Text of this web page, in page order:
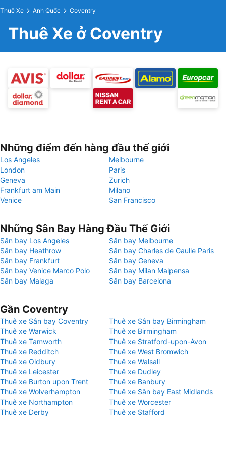
Thuê Xe Anh Quốc Coventry
Thuê Xe ở Coventry
Những điểm đến hàng đầu thế giới
Los Angeles
Melbourne
London
Paris
Geneva
Zurich
Frankfurt am Main
Milano
Venice
San Francisco
Những Sân Bay Hàng Đầu Thế Giới
Sân bay Los Angeles
Sân bay Melbourne
Sân bay Heathrow
Sân bay Charles de Gaulle Paris
Sân bay Frankfurt
Sân bay Geneva
Sân bay Venice Marco Polo
Sân bay Milan Malpensa
Sân bay Malaga
Sân bay Barcelona
Gần Coventry
Thuê xe Sân bay Coventry
Thuê xe Sân bay Birmingham
Thuê xe Warwick
Thuê xe Birmingham
Thuê xe Tamworth
Thuê xe Stratford-upon-Avon
Thuê xe Redditch
Thuê xe West Bromwich
Thuê xe Oldbury
Thuê xe Walsall
Thuê xe Leicester
Thuê xe Dudley
Thuê xe Burton upon Trent
Thuê xe Banbury
Thuê xe Wolverhampton
Thuê xe Sân bay East Midlands
Thuê xe Northampton
Thuê xe Worcester
Thuê xe Derby
Thuê xe Stafford